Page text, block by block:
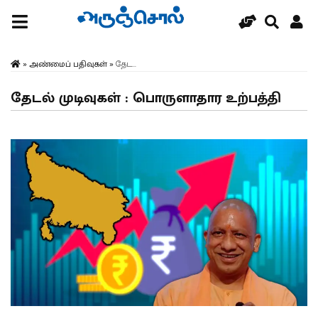
» அண்மைப் பதிவுகள்» தேட...
தேடல் முடிவுகள் : பொருளாதார உற்பத்தி